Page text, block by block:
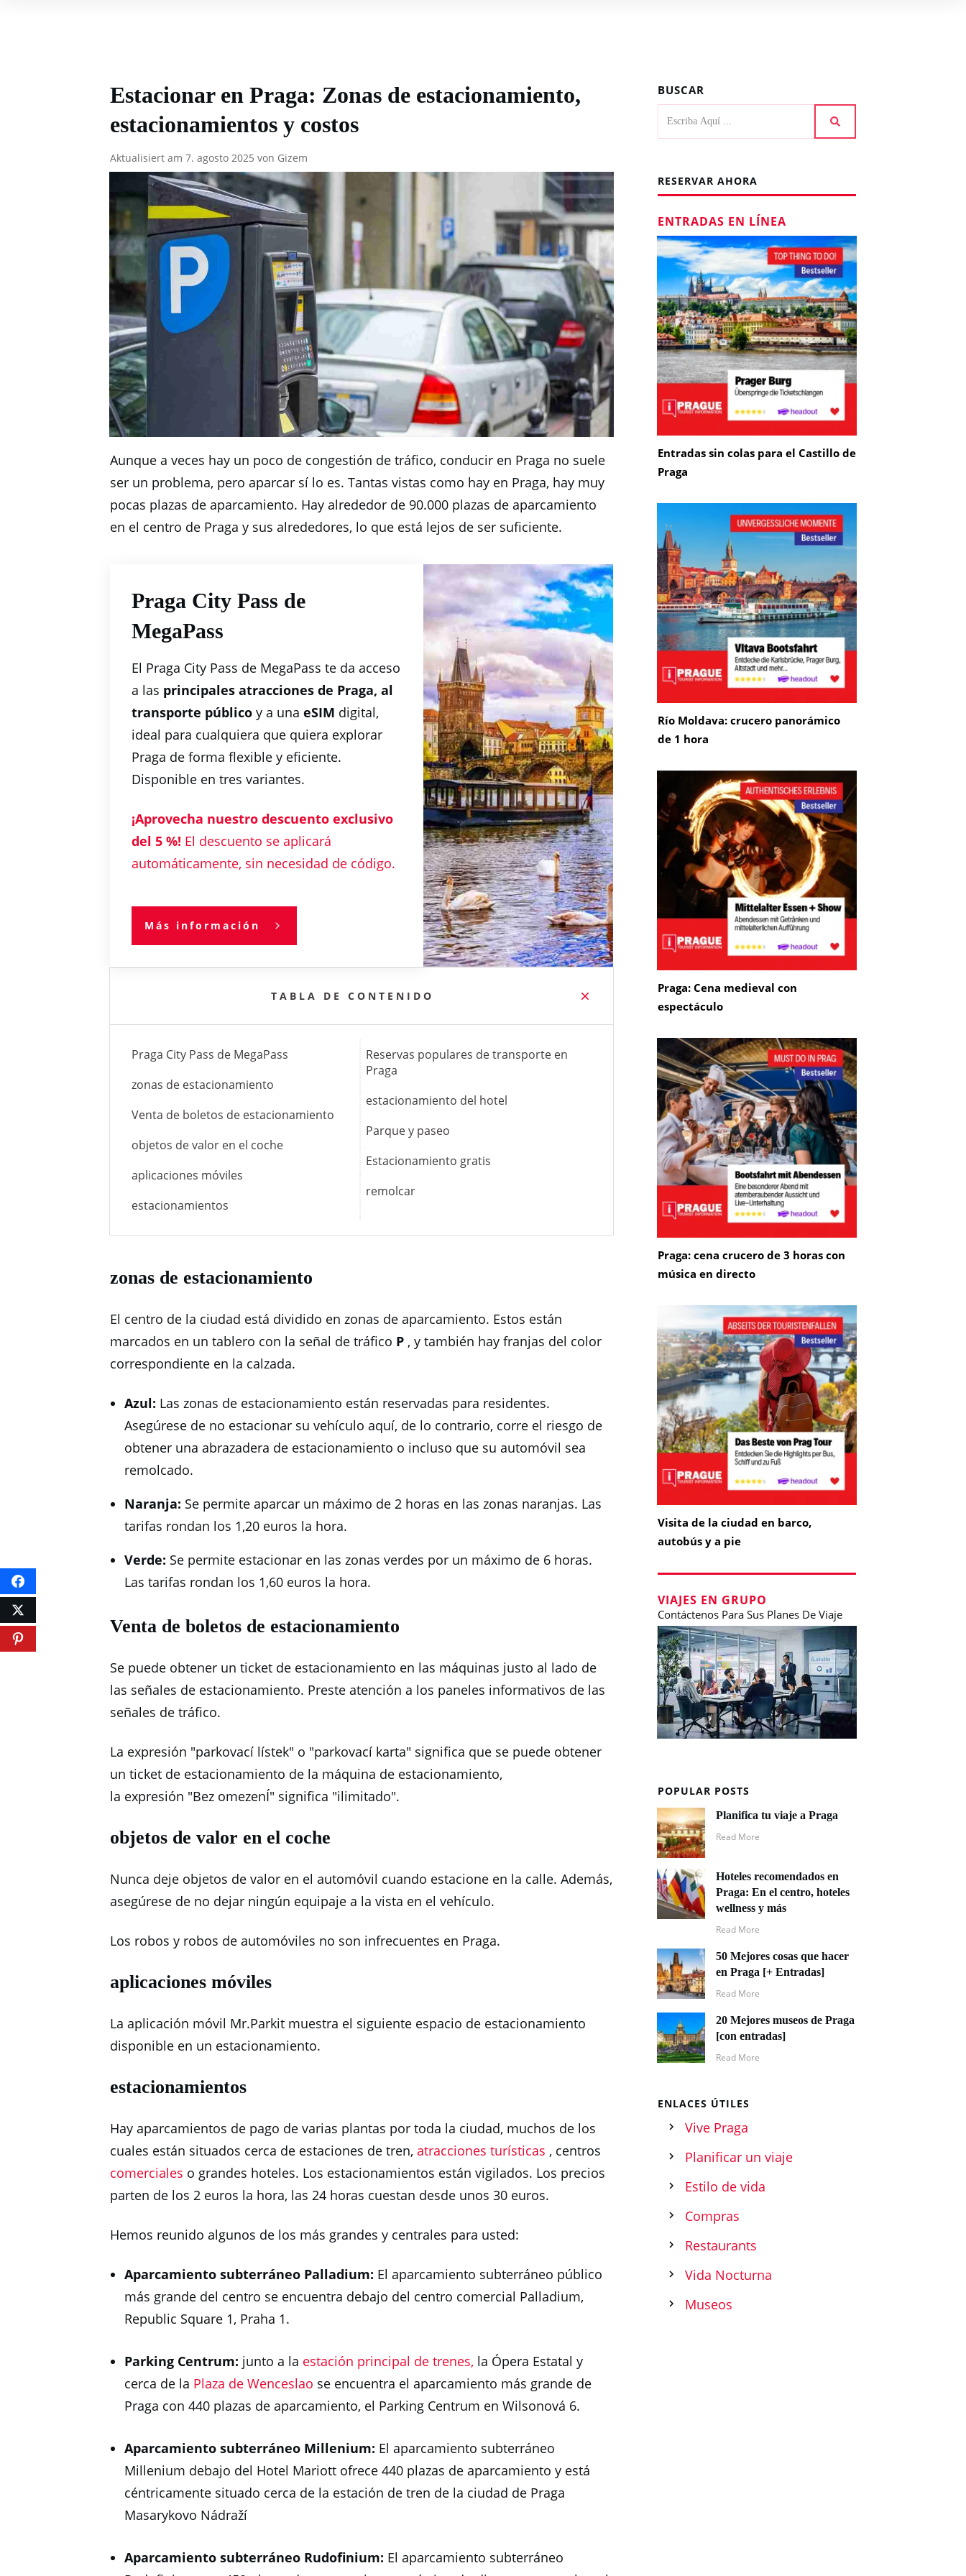
Estacionar en Praga: Zonas de estacionamiento,
estacionamientos y costos
Aktualisiert am 7. agosto 2025 von Gizem
Aunque a veces hay un poco de congestión de tráfico, conducir en Praga no suele
ser un problema, pero aparcar sí lo es. Tantas vistas como hay en Praga, hay muy
pocas plazas de aparcamiento. Hay alrededor de 90.000 plazas de aparcamiento
en el centro de Praga y sus alrededores, lo que está lejos de ser suficiente.
Praga City Pass de
MegaPass
El Praga City Pass de MegaPass te da acceso
a las principales atracciones de Praga, al
transporte público y a una eSIM digital,
ideal para cualquiera que quiera explorar
Praga de forma flexible y eficiente.
Disponible en tres variantes.
¡Aprovecha nuestro descuento exclusivo
del 5 %! El descuento se aplicará
automáticamente, sin necesidad de código.
Más información
TABLA DE CONTENIDO
Praga City Pass de MegaPass
zonas de estacionamiento
Venta de boletos de estacionamiento
objetos de valor en el coche
aplicaciones móviles
estacionamientos
Reservas populares de transporte en
Praga
estacionamiento del hotel
Parque y paseo
Estacionamiento gratis
remolcar
zonas de estacionamiento
El centro de la ciudad está dividido en zonas de aparcamiento. Estos están
marcados en un tablero con la señal de tráfico P , y también hay franjas del color
correspondiente en la calzada.
Azul: Las zonas de estacionamiento están reservadas para residentes.
Asegúrese de no estacionar su vehículo aquí, de lo contrario, corre el riesgo de
obtener una abrazadera de estacionamiento o incluso que su automóvil sea
remolcado.
Naranja: Se permite aparcar un máximo de 2 horas en las zonas naranjas. Las
tarifas rondan los 1,20 euros la hora.
Verde: Se permite estacionar en las zonas verdes por un máximo de 6 horas.
Las tarifas rondan los 1,60 euros la hora.
Venta de boletos de estacionamiento
Se puede obtener un ticket de estacionamiento en las máquinas justo al lado de
las señales de estacionamiento. Preste atención a los paneles informativos de las
señales de tráfico.
La expresión "parkovací lístek" o "parkovací karta" significa que se puede obtener
un ticket de estacionamiento de la máquina de estacionamiento,
la expresión "Bez omezenÍ" significa "ilimitado".
objetos de valor en el coche
Nunca deje objetos de valor en el automóvil cuando estacione en la calle. Además,
asegúrese de no dejar ningún equipaje a la vista en el vehículo.
Los robos y robos de automóviles no son infrecuentes en Praga.
aplicaciones móviles
La aplicación móvil Mr.Parkit muestra el siguiente espacio de estacionamiento
disponible en un estacionamiento.
estacionamientos
Hay aparcamientos de pago de varias plantas por toda la ciudad, muchos de los
cuales están situados cerca de estaciones de tren, atracciones turísticas , centros
comerciales o grandes hoteles. Los estacionamientos están vigilados. Los precios
parten de los 2 euros la hora, las 24 horas cuestan desde unos 30 euros.
Hemos reunido algunos de los más grandes y centrales para usted:
Aparcamiento subterráneo Palladium: El aparcamiento subterráneo público
más grande del centro se encuentra debajo del centro comercial Palladium,
Republic Square 1, Praha 1.
Parking Centrum: junto a la estación principal de trenes, la Ópera Estatal y
cerca de la Plaza de Wenceslao se encuentra el aparcamiento más grande de
Praga con 440 plazas de aparcamiento, el Parking Centrum en Wilsonová 6.
Aparcamiento subterráneo Millenium: El aparcamiento subterráneo
Millenium debajo del Hotel Mariott ofrece 440 plazas de aparcamiento y está
céntricamente situado cerca de la estación de tren de la ciudad de Praga
Masarykovo Nádraží
Aparcamiento subterráneo Rudofinium: El aparcamiento subterráneo
BUSCAR
RESERVAR AHORA
ENTRADAS EN LÍNEA
Entradas sin colas para el Castillo de
Praga
Río Moldava: crucero panorámico
de 1 hora
Praga: Cena medieval con
espectáculo
Praga: cena crucero de 3 horas con
música en directo
Visita de la ciudad en barco,
autobús y a pie
VIAJES EN GRUPO
Contáctenos Para Sus Planes De Viaje
POPULAR POSTS
Planifica tu viaje a Praga
Read More
Hoteles recomendados en
Praga: En el centro, hoteles
wellness y más
Read More
50 Mejores cosas que hacer
en Praga [+ Entradas]
Read More
20 Mejores museos de Praga
[con entradas]
Read More
ENLACES ÚTILES
Vive Praga
Planificar un viaje
Estilo de vida
Compras
Restaurants
Vida Nocturna
Museos